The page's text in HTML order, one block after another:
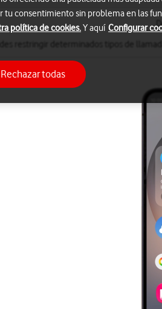
tu consentimiento sin problema en las
política de cookies.Y aquí Configurar
Rechazar todas